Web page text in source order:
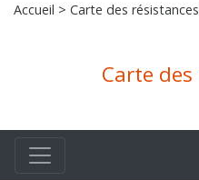
Accueil > Carte des résistances
Carte